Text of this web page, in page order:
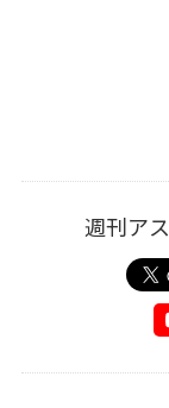
週刊ア